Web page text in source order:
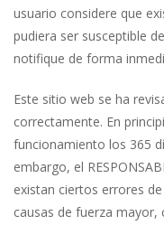
usuario considere que
pudiera ser susceptible
notifique de forma
Este sitio web se ha
correctamente. En
funcionamiento los 365
embargo, el
existan ciertos errores
causas de fuerza